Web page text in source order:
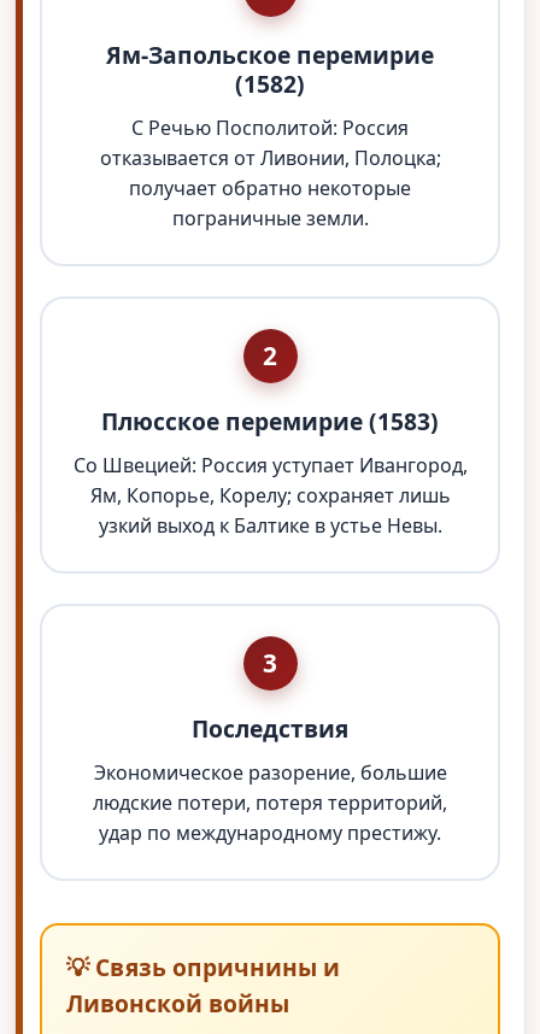
Ям-Запольское перемирие
(1582)
С Речью Посполитой: Россия
отказывается от Ливонии, Полоцка;
получает обратно некоторые
пограничные земли.
2
Плюсское перемирие (1583)
Со Швецией: Россия уступает Ивангород,
Ям, Копорье, Корелу; сохраняет лишь
узкий выход к Балтике в устье Невы.
3
Последствия
Экономическое разорение, большие
людские потери, потеря территорий,
удар по международному престижу.
💡 Связь опричнины и
Ливонской войны